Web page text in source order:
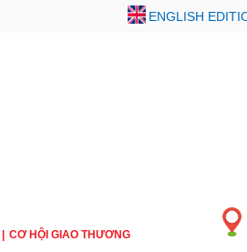
ENGLISH
CƠ HỘI GIAO THƯƠNG